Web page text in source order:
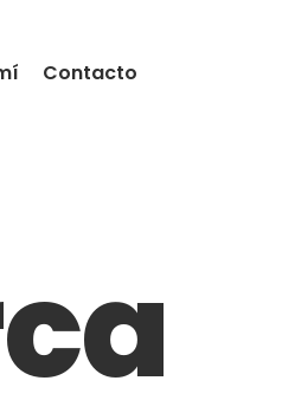
Contacto